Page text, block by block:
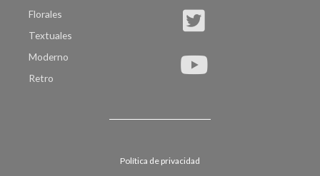
Florales
Textuales
Moderno
Retro
Política de privacidad